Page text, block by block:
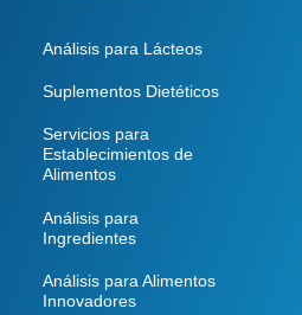
Análisis para Lácteos
Suplementos Dietéticos
Servicios para
Establecimientos de
Alimentos
Análisis para
Ingredientes
Análisis para Alimentos
Innovadores